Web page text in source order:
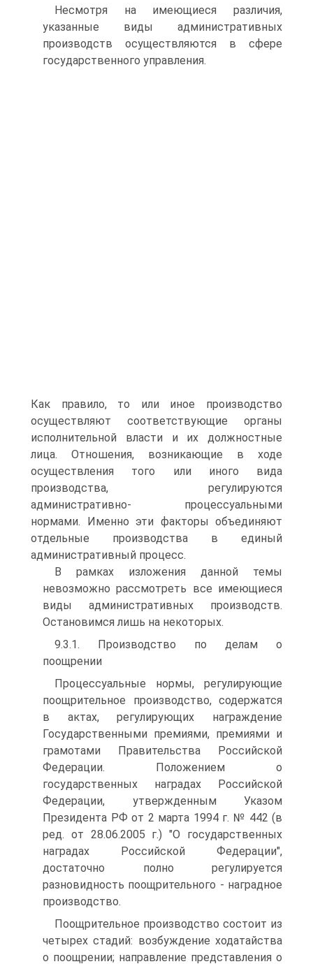
Несмотря на имеющиеся различия,
указанные виды административных
производств осуществляются в сфере
государственного управления.
Как правило, то или иное производство
осуществляют соответствующие органы
исполнительной власти и их должностные
лица. Отношения, возникающие в ходе
осуществления того или иного вида
производства, регулируются
административно- процессуальными
нормами. Именно эти факторы объединяют
отдельные производства в единый
административный процесс.
В рамках изложения данной темы
невозможно рассмотреть все имеющиеся
виды административных производств.
Остановимся лишь на некоторых.
9.3.1. Производство по делам о
поощрении
Процессуальные нормы, регулирующие
поощрительное производство, содержатся
в актах, регулирующих награждение
Государственными премиями, премиями и
грамотами Правительства Российской
Федерации. Положением о
государственных наградах Российской
Федерации, утвержденным Указом
Президента РФ от 2 марта 1994 г. № 442 (в
ред. от 28.06.2005 г.) "О государственных
наградах Российской Федерации",
достаточно полно регулируется
разновидность поощрительного - наградное
производство.
Поощрительное производство состоит из
четырех стадий: возбуждение ходатайства
о поощрении; направление представления о